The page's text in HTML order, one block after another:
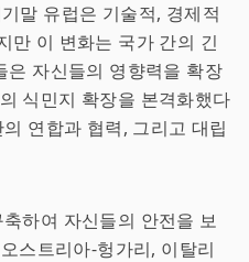
말 유럽은 기술적, 경제적
이 변화는 국가 간의 긴
은 자신들의 영향력을 확장
식민지 확장을 본격화했다
연합과 협력, 그리고 대립
축하여 자신들의 안전을 보
스트리아-헝가리, 이탈리